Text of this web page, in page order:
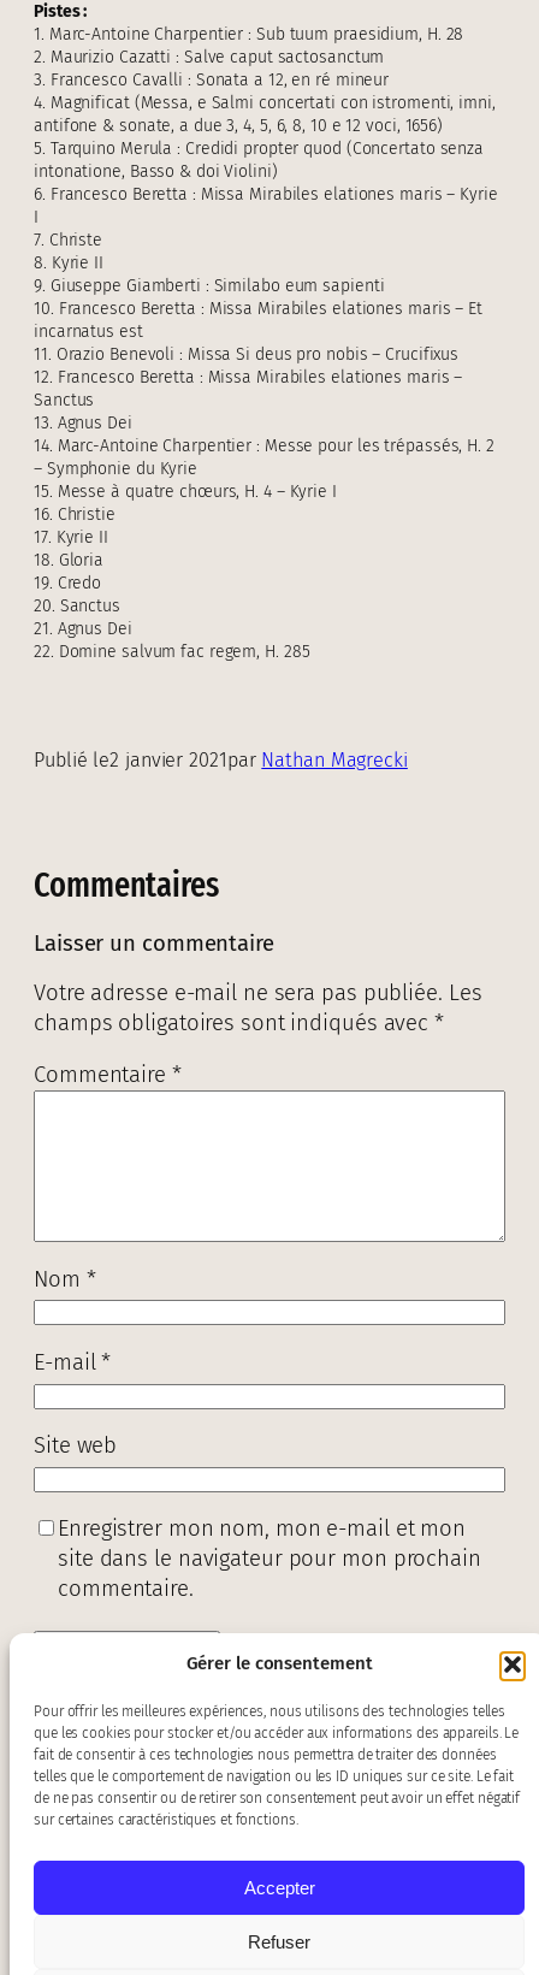
Gérer le consentement
Pour offrir les meilleures expériences, nous utilisons des technologies telles
que les cookies pour stocker et/ou accéder aux informations des appareils. Le
fait de consentir à ces technologies nous permettra de traiter des données
telles que le comportement de navigation ou les ID uniques sur ce site. Le fait
de ne pas consentir ou de retirer son consentement peut avoir un effet négatif
sur certaines caractéristiques et fonctions.
Accepter
Refuser
Pistes :
1. Marc-Antoine Charpentier : Sub tuum praesidium, H. 28
2. Maurizio Cazatti : Salve caput sactosanctum
3. Francesco Cavalli : Sonata a 12, en ré mineur
4. Magnificat (Messa, e Salmi concertati con istromenti, imni,
antifone & sonate, a due 3, 4, 5, 6, 8, 10 e 12 voci, 1656)
5. Tarquino Merula : Credidi propter quod (Concertato senza
intonatione, Basso & doi Violini)
6. Francesco Beretta : Missa Mirabiles elationes maris – Kyrie
I
7. Christe
8. Kyrie II
9. Giuseppe Giamberti : Similabo eum sapienti
10. Francesco Beretta : Missa Mirabiles elationes maris – Et
incarnatus est
11. Orazio Benevoli : Missa Si deus pro nobis – Crucifixus
12. Francesco Beretta : Missa Mirabiles elationes maris –
Sanctus
13. Agnus Dei
14. Marc-Antoine Charpentier : Messe pour les trépassés, H. 2
– Symphonie du Kyrie
15. Messe à quatre chœurs, H. 4 – Kyrie I
16. Christie
17. Kyrie II
18. Gloria
19. Credo
20. Sanctus
21. Agnus Dei
22. Domine salvum fac regem, H. 285
Publié le2 janvier 2021 par Nathan Magrecki
Commentaires
Laisser un commentaire
Votre adresse e-mail ne sera pas publiée. Les
champs obligatoires sont indiqués avec*
Commentaire *
Nom *
E-mail*
Site web
Enregistrer mon nom, mon e-mail et mon
site dans le navigateur pour mon prochain
commentaire.
Contact :baroquiades@gmail.com